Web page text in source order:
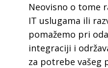
Neovisno o tome
IT uslugama ili
pomažemo pri
integraciji i
za potrebe vašeg